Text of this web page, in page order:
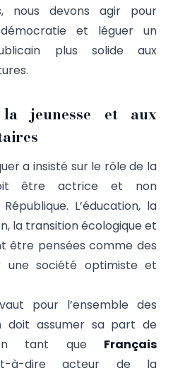
nous devons agir pour
et léguer un
plus solide aux
jeunesse et aux
a insisté sur le rôle de la
être actrice et non
L’éducation, la
la transition écologique et
être pensées comme des
une société optimiste et
pour l’ensemble des
doit assumer sa part de
en tant que Français
à-dire acteur de la